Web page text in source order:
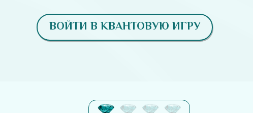
ВОЙТИ В КВАНТОВУЮ ИГРУ